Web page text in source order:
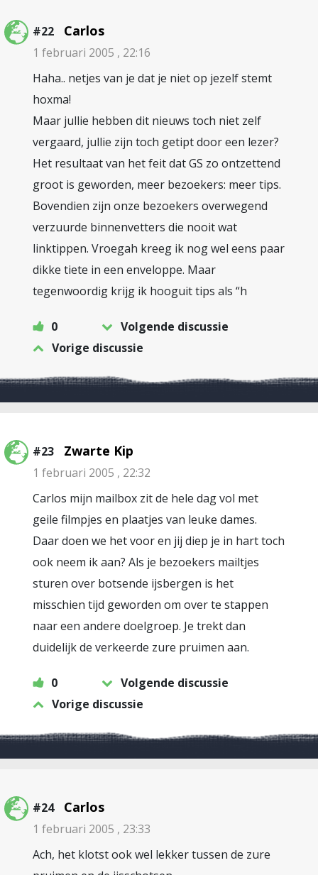
#22 Carlos
1 februari 2005 , 22:16
Haha.. netjes van je dat je niet op jezelf stemt
hoxma!
Maar jullie hebben dit nieuws toch niet zelf
vergaard, jullie zijn toch getipt door een lezer?
Het resultaat van het feit dat GS zo ontzettend
groot is geworden, meer bezoekers: meer tips.
Bovendien zijn onze bezoekers overwegend
verzuurde binnenvetters die nooit wat
linktippen. Vroegah kreeg ik nog wel eens paar
dikke tiete in een enveloppe. Maar
tegenwoordig krijg ik hooguit tips als “h
0
Volgende discussie
Vorige discussie
#23 Zwarte Kip
1 februari 2005 , 22:32
Carlos mijn mailbox zit de hele dag vol met
geile filmpjes en plaatjes van leuke dames.
Daar doen we het voor en jij diep je in hart toch
ook neem ik aan? Als je bezoekers mailtjes
sturen over botsende ijsbergen is het
misschien tijd geworden om over te stappen
naar een andere doelgroep. Je trekt dan
duidelijk de verkeerde zure pruimen aan.
0
Volgende discussie
Vorige discussie
#24 Carlos
1 februari 2005 , 23:33
Ach, het klotst ook wel lekker tussen de zure